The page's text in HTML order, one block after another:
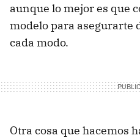
aunque lo mejor es que
modelo para asegurarte
cada modo.
Otra cosa que hacemos